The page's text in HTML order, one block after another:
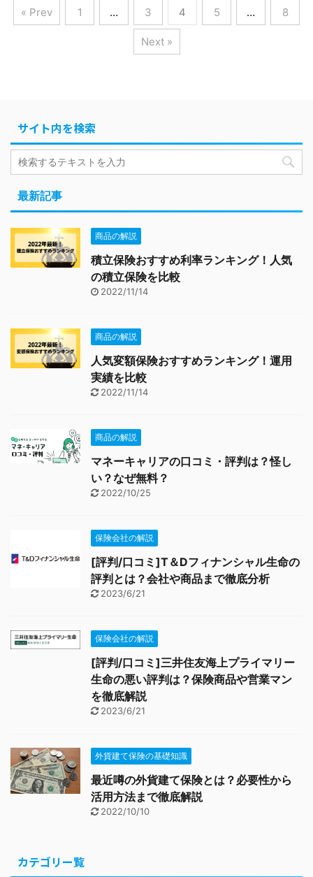
« Prev 1 … 3 4 5 … 8
Next »
サイト内を検索
最新記事
商品の解説
積立保険おすすめ利率ランキング！人気
の積立保険を比較
2022/11/14
商品の解説
人気変額保険おすすめランキング！運用
実績を比較
2022/11/14
商品の解説
マネーキャリアの口コミ・評判は？怪し
い？なぜ無料？
2022/10/25
保険会社の解説
[評判/口コミ]T＆Dフィナンシャル生命の
評判とは？会社や商品まで徹底分析
2023/6/21
保険会社の解説
[評判/口コミ]三井住友海上プライマリー
生命の悪い評判は？保険商品や営業マン
を徹底解説
2023/6/21
外貨建て保険の基礎知識
最近噂の外貨建て保険とは？必要性から
活用方法まで徹底解説
2022/10/10
カテゴリー覧